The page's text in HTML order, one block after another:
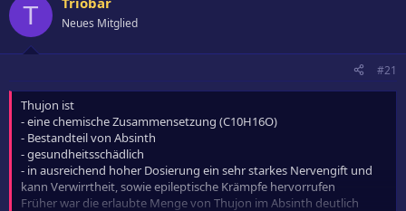
T Neues Mitglied
#21
Thujon ist
- eine chemische Zusammensetzung (C10H16O)
- Bestandteil von Absinth
- gesundheitsschädlich
- in ausreichend hoher Dosierung ein sehr starkes Nervengift und
kann Verwirrtheit, sowie epileptische Krämpfe hervorrufen
Früher war die erlaubte Menge von Thujon im Absinth deutlich